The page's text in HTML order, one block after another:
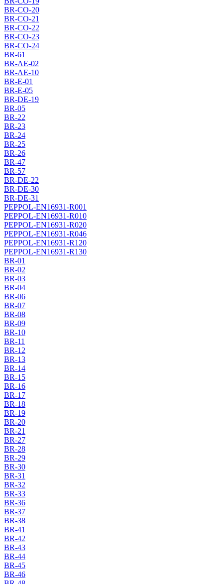
BR-CO-20
BR-CO-21
BR-CO-22
BR-CO-23
BR-CO-24
BR-61
BR-AE-02
BR-AE-10
BR-E-01
BR-E-05
BR-DE-19
BR-05
BR-22
BR-23
BR-24
BR-25
BR-26
BR-47
BR-57
BR-DE-22
BR-DE-30
BR-DE-31
PEPPOL-EN16931-R001
PEPPOL-EN16931-R010
PEPPOL-EN16931-R020
PEPPOL-EN16931-R046
PEPPOL-EN16931-R120
PEPPOL-EN16931-R130
BR-01
BR-02
BR-03
BR-04
BR-06
BR-07
BR-08
BR-09
BR-10
BR-11
BR-12
BR-13
BR-14
BR-15
BR-16
BR-17
BR-18
BR-19
BR-20
BR-21
BR-27
BR-28
BR-29
BR-30
BR-31
BR-32
BR-33
BR-36
BR-37
BR-38
BR-41
BR-42
BR-43
BR-44
BR-45
BR-46